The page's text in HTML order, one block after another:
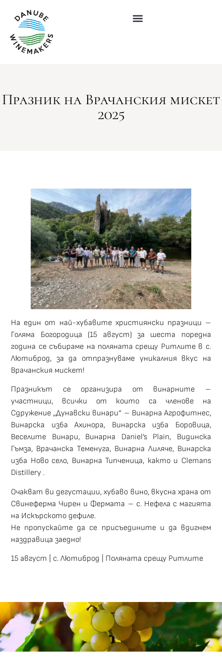
Празник на Врачанския мискет
2025
На един от най-хубавите християнски празници –
Голяма Богородица (15 август) за шеста поредна
година се събираме на поляната срещу Ритлите в с.
Лютиброд, за да отпразнуваме уникалния вкус на
Врачанския мискет!
Празникът се организира от винарните –
участници, всички от които са членове на
Сдружение „Дунавски винари“ – Винарна Агрофитнес,
Винарска изба Ахинора, Винарска изба Боровица,
Веселите Винари, Винарна Daniel’s Plain, Видинска
Гъмза, Врачанска Теменуга, Винарна Лиляче, Винарска
изба Ново село, Винарна Типченица, както и Clemans
Distillery .
Очакват ви дегустации, хубаво вино, вкусна храна от
Свинеферма Чирен и Фермата – с. Нефела с магията
на Искърското дефиле.
Не пропускайте да се присъедините и да вдигнем
наздравица заедно!
15 август | с. Лютиброд | Поляната срещу Ритлите